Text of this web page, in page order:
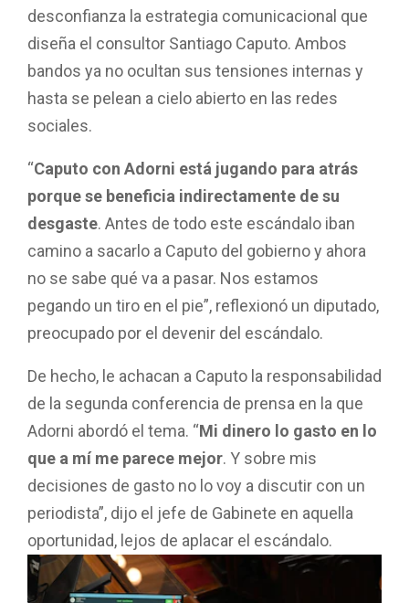
desconfianza la estrategia comunicacional que
diseña el consultor Santiago Caputo. Ambos
bandos ya no ocultan sus tensiones internas y
hasta se pelean a cielo abierto en las redes
sociales.
“Caputo con Adorni está jugando para atrás
porque se beneficia indirectamente de su
desgaste. Antes de todo este escándalo iban
camino a sacarlo a Caputo del gobierno y ahora
no se sabe qué va a pasar. Nos estamos
pegando un tiro en el pie”, reflexionó un diputado,
preocupado por el devenir del escándalo.
De hecho, le achacan a Caputo la responsabilidad
de la segunda conferencia de prensa en la que
Adorni abordó el tema. “Mi dinero lo gasto en lo
que a mí me parece mejor. Y sobre mis
decisiones de gasto no lo voy a discutir con un
periodista”, dijo el jefe de Gabinete en aquella
oportunidad, lejos de aplacar el escándalo.